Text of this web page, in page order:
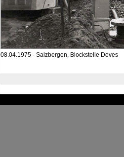
08.04.1975 - Salzbergen, Blockstelle Deves